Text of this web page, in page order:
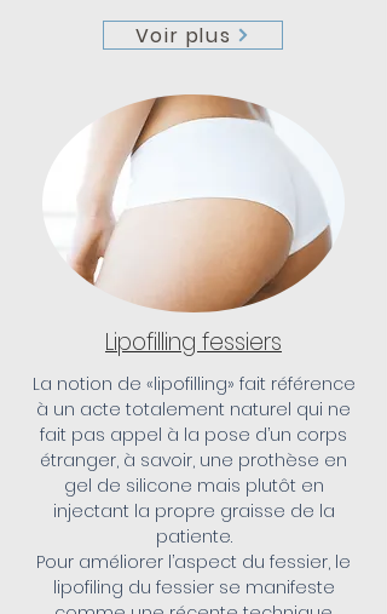
Voir plus
Lipofilling fessiers
La notion de «lipofilling» fait référence
à un acte totalement naturel qui ne
fait pas appel à la pose d’un corps
étranger, à savoir, une prothèse en
gel de silicone mais plutôt en
injectant la propre graisse de la
patiente.
Pour améliorer l’aspect du fessier, le
lipofiling du fessier se manifeste